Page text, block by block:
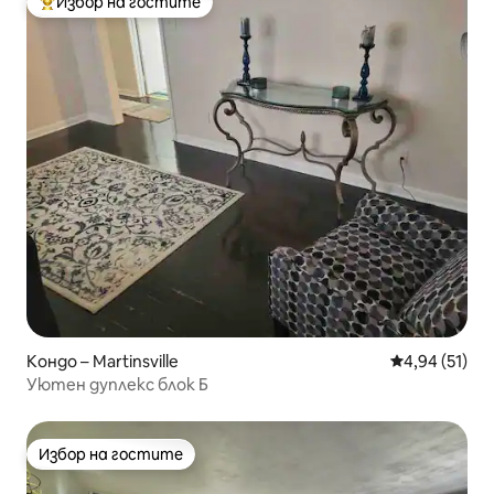
Най-популярен избор на гостите
Кондо – Martinsville Средна
4,94 (51)
Уютен дуплекс блок Б
Избор на гостите
Избор на гостите